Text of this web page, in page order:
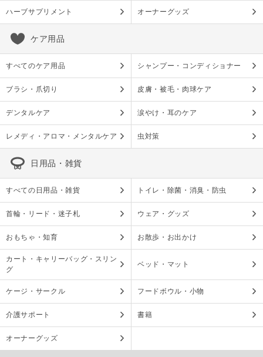
ハーブサプリメント オーナーグッズ
ケア用品
すべてのケア用品 シャンプー・コンディショナー
ブラシ・爪切り 皮膚・被毛・肉球ケア
デンタルケア 涙やけ・耳のケア
レメディ・アロマ・メンタルケア 虫対策
日用品・雑貨
すべての日用品・雑貨 トイレ・除菌・消臭・防虫
首輪・リード・迷子札 ウェア・グッズ
おもちゃ・知育 お散歩・お出かけ
カート・キャリーバッグ・スリン
グ
ベッド・マット
ケージ・サークル フードボウル・小物
介護サポート 書籍
オーナーグッズ